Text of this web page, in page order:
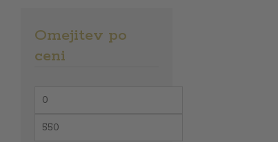
Omejitev po
ceni
Min
price
Max